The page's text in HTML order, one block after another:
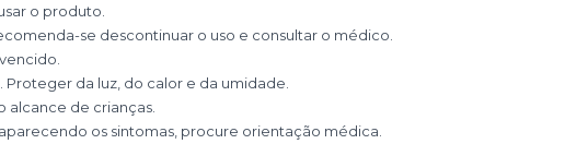
o produto.
se descontinuar o uso e consultar o médico.
Proteger da luz, do calor e da umidade.
alcance de crianças.
os sintomas, procure orientação médica.